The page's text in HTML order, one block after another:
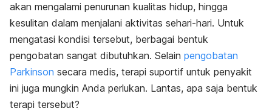
akan mengalami penurunan kualitas hidup, hingga
kesulitan dalam menjalani aktivitas sehari-hari. Untuk
mengatasi kondisi tersebut, berbagai bentuk
pengobatan sangat dibutuhkan. Selain pengobatan
Parkinson secara medis, terapi suportif untuk penyakit
ini juga mungkin Anda perlukan. Lantas, apa saja bentuk
terapi tersebut?